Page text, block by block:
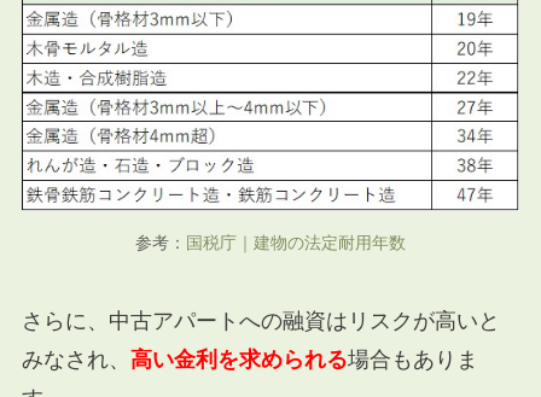
参考： 国税庁｜建物の法定耐用年数
さらに、中古アパートへの融資はリスクが高いと
みなされ、 高い金利を求められる場合もありま